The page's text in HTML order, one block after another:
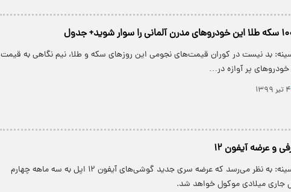
بد نیست در کوران قیمت‌های نجومی این روزهای سکه و طلا، نیم نگاهی به قیمت
خودرو‌های پر آوازه در…
۴ تیر ۱۳۹۹
و عرضه آیفون ۱۲
پارسینه: به نظر می‌رسد که عرضه سری جدید گوشی‌های آیفون ۱۲ اپل به سه ماهه چهارم
جاری میلادی موکول خواهد شد.